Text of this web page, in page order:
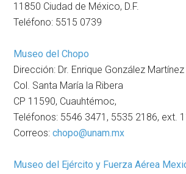
11850 Ciudad de México, D.F.
Teléfono: 5515 0739
Museo del Chopo
Dirección: Dr. Enrique González
Col. Santa María la Ribera
CP 11590, Cuauhtémoc,
Teléfonos: 5546 3471, 5535 2186, ext.
Correos:chopo@unam.mx
Museo del Ejército y Fuerza Aérea